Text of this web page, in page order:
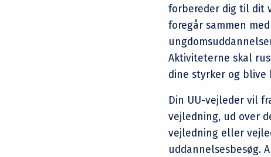
forbereder dig til dit
foregår sammen
Aktiviteterne skal
dine styrker og blive
Din UU-vejleder vil
vejledning, ud over
vejledning eller
uddannelsesbesøg.